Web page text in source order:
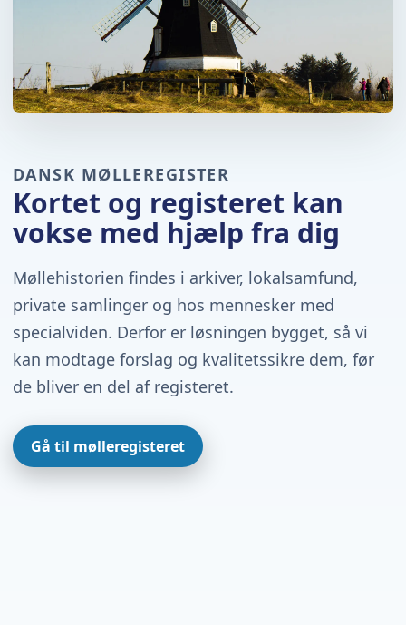
DANSK MØLLEREGISTER
Kortet og registeret kan
vokse med hjælp fra dig
Møllehistorien findes i arkiver, lokalsamfund,
private samlinger og hos mennesker med
specialviden. Derfor er løsningen bygget, så vi
kan modtage forslag og kvalitetssikre dem, før
de bliver en del af registeret.
Gå til mølleregisteret